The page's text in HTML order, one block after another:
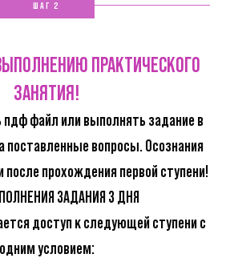
ШАГ 2
ПРАКТИЧЕСКОГО
ЗАНЯТИЯ!
файл или выполнять задание в
поставленные вопросы. Осознания
прохождения первой ступени!
ЗАДАНИЯ 3 ДНЯ
доступ к следующей ступени с
одним условием: